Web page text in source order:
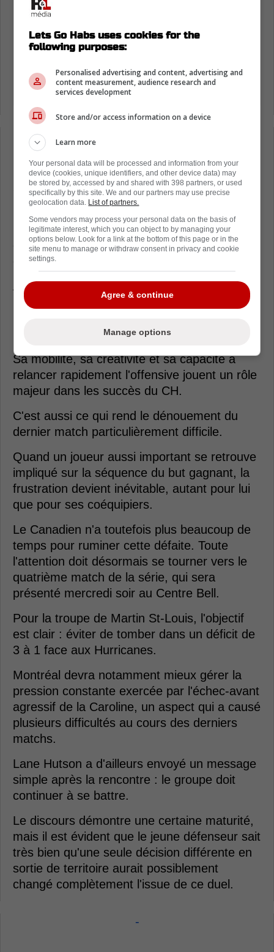
Lane Hutson demeure au coeur des
succès offensifs du Tricolore
Malgré l'erreur coûteuse survenue en
prolongation, il est important de rappeler tout
ce que Lane Hutson apporte au Canadien
depuis le début des séries éliminatoires.
Avec une récolte de 15 points en 17
rencontres, le défenseur s'impose comme
l'attaque montréalaise durant les séries.
Sa mobilité, sa créativité et sa capacité à
relancer rapidement l'offensive jouent un rôle
majeur dans les succès du CH.
C'est aussi ce qui rend le dénouement du
dernier match particulièrement difficile.
Quand un joueur aussi important se retrouve
impliqué sur la séquence du but gagnant, la
frustration devient inévitable, autant pour lui
que pour ses coéquipiers.
Le Canadien n'a toutefois plus beaucoup de
temps pour ruminer cette défaite. Toute
l'attention doit désormais se tourner vers le
quatrième match de la série, qui sera
présenté mercredi soir au Centre Bell.
Pour la troupe de Martin St-Louis, l'objectif
est clair : éviter de tomber dans un déficit de
3 à 1 face aux Hurricanes.
Montréal devra notamment mieux gérer la
pression constante exercée par l'échec-avant
agressif de la Caroline, un aspect qui a causé
plusieurs difficultés au cours des derniers
matchs.
Lane Hutson a d'ailleurs envoyé un message
simple après la rencontre : le groupe doit
continuer à se battre.
Le discours démontre une certaine maturité,
mais il est évident que le jeune défenseur sait
très bien qu'une seule décision différente en
sortie de territoire aurait possiblement
changé complètement l'issue de ce duel.
-
Lets Go Habs uses cookies for the
following purposes:
Personalised advertising and content, advertising and
content measurement, audience research and
services development
Store and/or access information on a device
Learn more
Your personal data will be processed and information from your
device (cookies, unique identifiers, and other device data) may
be stored by, accessed by and shared with 398 partners, or used
specifically by this site. We and our partners may use precise
geolocation data. List of partners.
Some vendors may process your personal data on the basis of
legitimate interest, which you can object to by managing your
options below. Look for a link at the bottom of this page or in the
site menu to manage or withdraw consent in privacy and cookie
settings.
Agree & continue
Manage options